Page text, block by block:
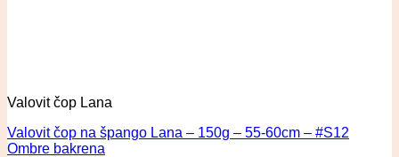
Valovit čop Lana
Valovit čop na špango Lana – 150g – 55-60cm – #S12
Ombre bakrena